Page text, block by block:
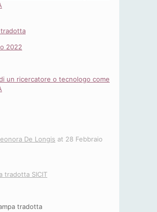
2022
un ricercatore o tecnologo come
De Longis at 28 Febbraio
tradotta SICIT